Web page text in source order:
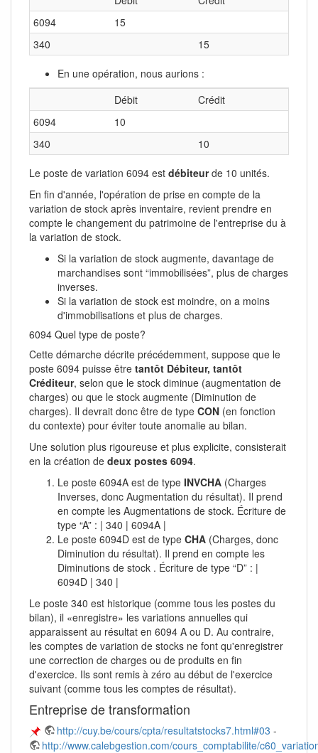
6094
15
340
15
En une opération, nous aurions :
Débit
Crédit
6094
10
340
10
Le poste de variation 6094 est débiteurde 10 unités.
En fin d'année, l'opération de prise en compte de la
variation de stock après inventaire, revient prendre en
compte le changement du patrimoine de l'entreprise du à
la variation de stock.
Si la variation de stock augmente, davantage de
marchandises sont “immobilisées”, plus de charges
inverses.
Si la variation de stock est moindre, on a moins
d'immobilisations et plus de charges.
6094 Quel type de poste?
Cette démarche décrite précédemment, suppose que le
poste 6094 puisse être tantôt Débiteur, tantôt
Créditeur, selon que le stock diminue (augmentation de
charges) ou que le stock augmente (Diminution de
charges). Il devrait donc être de type CON (en fonction
du contexte) pour éviter toute anomalie au bilan.
Une solution plus rigoureuse et plus explicite, consisterait
en la création de deux postes 6094.
Le poste 6094A est de type INVCHA (Charges
Inverses, donc Augmentation du résultat). Il prend
en compte les Augmentations de stock. Écriture de
type “A” : | 340 | 6094A |
Le poste 6094D est de type CHA (Charges, donc
Diminution du résultat). Il prend en compte les
Diminutions de stock . Écriture de type “D” : |
6094D | 340 |
Le poste 340 est historique (comme tous les postes du
bilan), il «enregistre» les variations annuelles qui
apparaissent au résultat en 6094 A ou D. Au contraire,
les comptes de variation de stocks ne font qu'enregistrer
une correction de charges ou de produits en fin
d'exercice. Ils sont remis à zéro au début de l'exercice
suivant (comme tous les comptes de résultat).
Entreprise de transformation
http://cuy.be/cours/cpta/resultatstocks7.html#03 -
http://www.calebgestion.com/cours_comptabilite/